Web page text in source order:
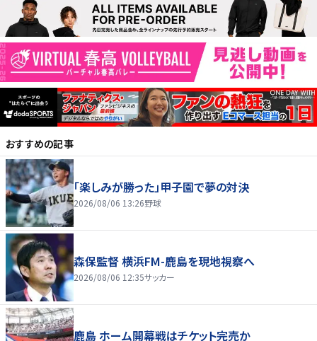
おすすめの記事
「楽しみが勝った」甲子園で夢の対決
2026/08/06 13:26野球
森保監督 横浜FM-鹿島を現地視察へ
2026/08/06 12:35サッカー
鹿島 ホーム開幕戦はチケット完売か